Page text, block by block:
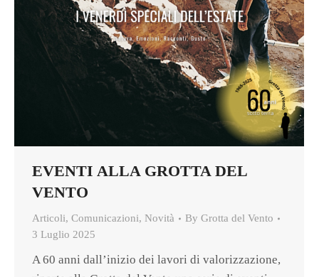
EVENTI ALLA GROTTA DEL
VENTO
Articoli, Comunicazioni, Novità By Grotta del Vento
3 Luglio 2025
A 60 anni dall’inizio dei lavori di valorizzazione,